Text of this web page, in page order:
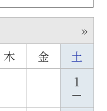
»
木 金
土
1
－